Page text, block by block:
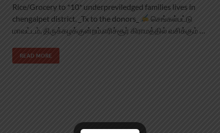
Rice/Grocery to *10* underpreviledged families lives in
chengalpet district. _Tx to the donors_
செங்கல்பட்டு
மாவட்டம், திருக்கழக்குன்றம்,எரிச்சூர் கிராமத்தில் வசிக்கும் …
READ MORE